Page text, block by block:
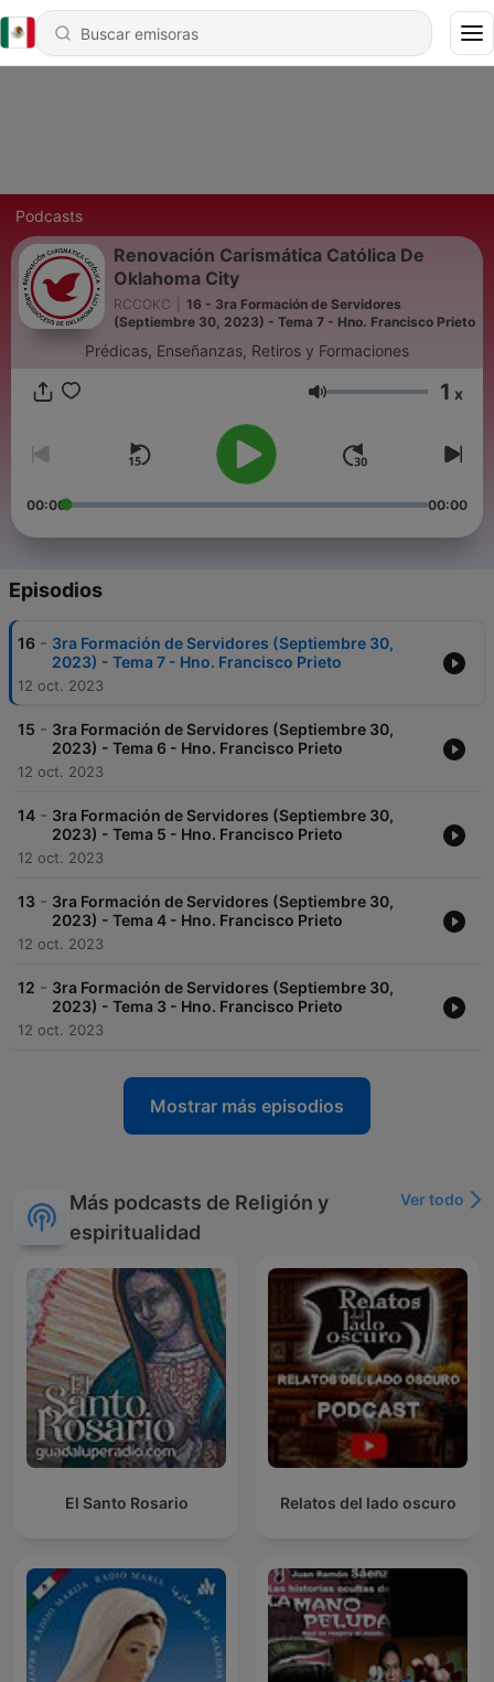
Podcasts
Renovación Carismática Católica De
Oklahoma City
RCCOKC
16 - 3ra Formación de Servidores
(Septiembre 30, 2023) - Tema 7 - Hno. Francisco Prieto
Prédicas, Enseñanzas, Retiros y Formaciones
Volumen 1 x
00:00 00:00
Episodios
16 - 3ra Formación de Servidores (Septiembre 30,
2023) - Tema 7 - Hno. Francisco Prieto
12 oct. 2023
15 - 3ra Formación de Servidores (Septiembre 30,
2023) - Tema 6 - Hno. Francisco Prieto
12 oct. 2023
14 - 3ra Formación de Servidores (Septiembre 30,
2023) - Tema 5 - Hno. Francisco Prieto
12 oct. 2023
13 - 3ra Formación de Servidores (Septiembre 30,
2023) - Tema 4 - Hno. Francisco Prieto
12 oct. 2023
12 - 3ra Formación de Servidores (Septiembre 30,
2023) - Tema 3 - Hno. Francisco Prieto
12 oct. 2023
Mostrar más episodios
Más podcasts de Religión y
espiritualidad
Ver todo
El Santo Rosario Relatos del lado oscuro